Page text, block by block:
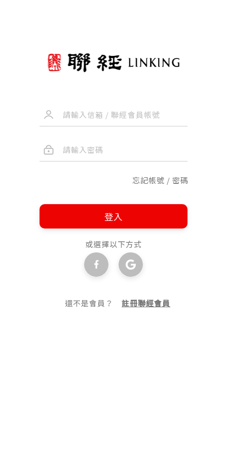
忘記帳號 / 密碼
登入
或選擇以下方式
還不是會員？註冊聯經會員